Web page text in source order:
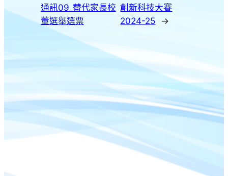
通訊09_替代家長校
董選舉選票
創新科技大賽
2024-25
→